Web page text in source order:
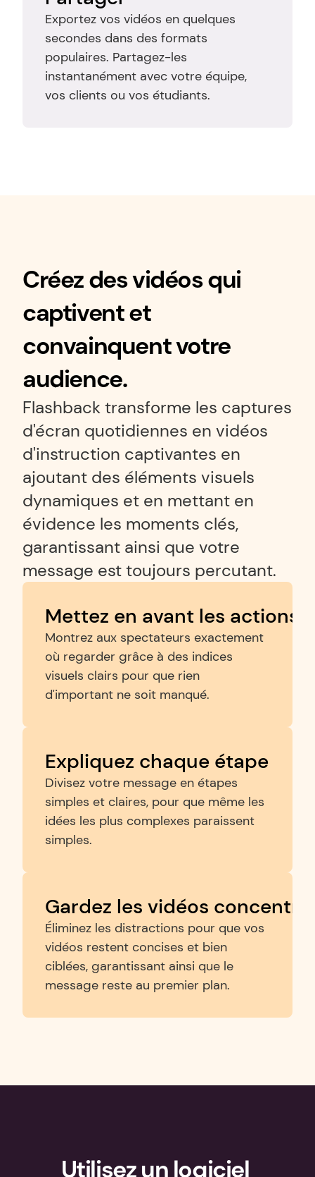
Exportez vos vidéos en quelques
secondes dans des formats
populaires. Partagez-les
instantanément avec votre équipe,
vos clients ou vos étudiants.
Créez des vidéos qui
captivent et
convainquent votre
audience.
Flashback transforme les captures
d'écran quotidiennes en vidéos
d'instruction captivantes en
ajoutant des éléments visuels
dynamiques et en mettant en
évidence les moments clés,
garantissant ainsi que votre
message est toujours percutant.
Mettez en avant les actions
Montrez aux spectateurs exactement
où regarder grâce à des indices
visuels clairs pour que rien
d'important ne soit manqué.
Expliquez chaque étape
Divisez votre message en étapes
simples et claires, pour que même les
idées les plus complexes paraissent
simples.
Gardez les vidéos
Éliminez les distractions pour que vos
vidéos restent concises et bien
ciblées, garantissant ainsi que le
message reste au premier plan.
Utilisez un logiciel